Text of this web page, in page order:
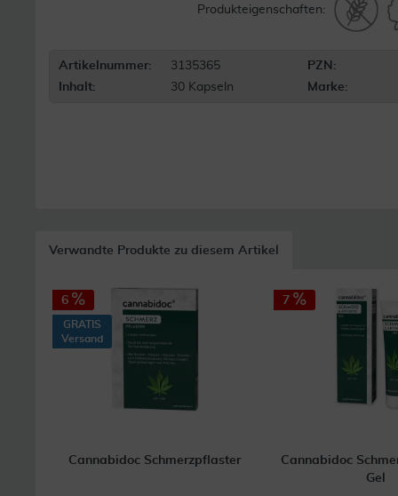
Produkteigenschaften:
Artikelnummer: 3135365
PZN:
Inhalt:
30 Kapseln Marke:
Verwandte Produkte zu diesem Artikel
6
GRATIS
Versand
Cannabidoc Schmerzpflaster
7
Cannabidoc
Gel